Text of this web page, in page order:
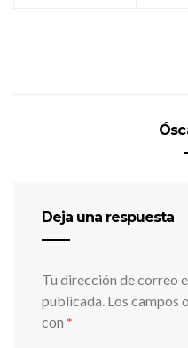
Deja una respuesta
Tu dirección de correo
publicada. Los campos
con *